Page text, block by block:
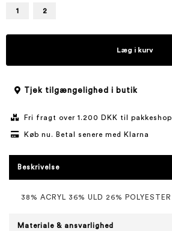
1 2
Læg i kurv
Tjek tilgængelighed i butik
Fri fragt over 1.200 DKK til pakkeshop
Køb nu. Betal senere med Klarna
Beskrivelse
38% ACRYL 36% ULD 26% POLYESTER
Materiale & ansvarlighed